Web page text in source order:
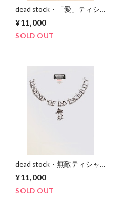
dead stock・「愛」ティシ
¥11,000
SOLD OUT
dead stock・無敵ティシャ
¥11,000
SOLD OUT